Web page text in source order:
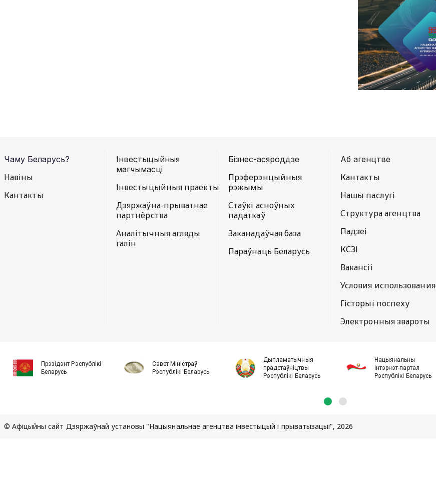
Чаму Беларусь?
Навiны
Кантакты
Інвестыцыйныя
магчымасці
Інвестыцыйныя праекты
Дзяржаўна-прыватнае
партнёрства
Аналітычныя агляды
галін
Бізнес-асяроддзе
Прэферэнцыйныя
рэжымы
Стаўкі асноўных
падаткаў
Заканадаўчая база
Параўнаць Беларусь
Аб агенцтве
Кантакты
Нашы паслугі
Структура агенцтва
Падзеi
КСЗІ
Вакансіі
Условия использования
Гісторыі поспеху
Электронныя звароты
Прэзідэнт Рэспублікі
Беларусь
Савет Міністраў
Рэспублікі Беларусь
Дыпламатычныя
прадстаўніцтвы
Рэспублікі Беларусь
Нацыянальны
інтэрнэт-партал
Рэспублікі Беларусь
© Афіцыйны сайт Дзяржаўнай установы "Нацыянальнае агенцтва інвестыцый і прыватызацыі", 2026